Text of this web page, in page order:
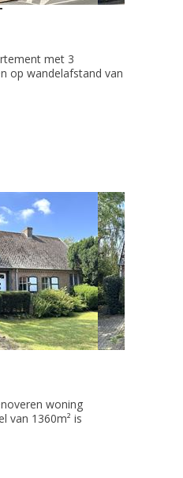
met 3
op wandelafstand van
woning
van 1360m² is